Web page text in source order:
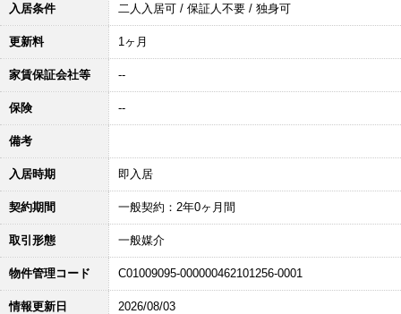
入居条件 二人入居可 / 保証人不要 / 独身可
更新料 1ヶ月
家賃保証会社等 --
保険 --
備考
入居時期 即入居
契約期間 一般契約：2年0ヶ月間
取引形態 一般媒介
物件管理コード C01009095-000000462101256-0001
情報更新日 2026/08/03